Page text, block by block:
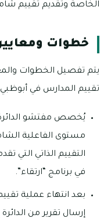
الخاصة وتقديم تقييم
خطوات
يتم تفصيل الخطوات
تقييم المدارس في أبوظبي
مستوى الفاعلية
التقييم الذاتي التي
في برنامج “ارتقاء”.
بعد انتهاء عملية
إرسال تقرير من